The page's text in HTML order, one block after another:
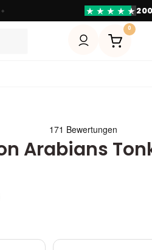
◆ Bezahlen
0
Arabians